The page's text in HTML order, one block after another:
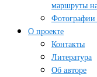
маршруты
Фотографии
О проекте
Контакты
Литература
Об авторе